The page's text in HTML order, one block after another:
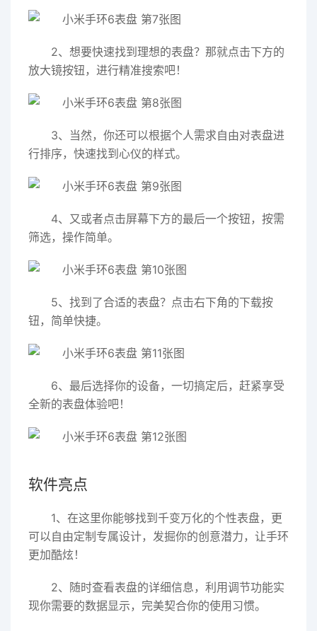
2、想要快速找到理想的表盘？那就点击下方的
放大镜按钮，进行精准搜索吧！
3、当然，你还可以根据个人需求自由对表盘进
行排序，快速找到心仪的样式。
4、又或者点击屏幕下方的最后一个按钮，按需
筛选，操作简单。
5、找到了合适的表盘？点击右下角的下载按
钮，简单快捷。
6、最后选择你的设备，一切搞定后，赶紧享受
全新的表盘体验吧！
软件亮点
1、在这里你能够找到千变万化的个性表盘，更
可以自由定制专属设计，发掘你的创意潜力，让手环
更加酷炫！
2、随时查看表盘的详细信息，利用调节功能实
现你需要的数据显示，完美契合你的使用习惯。